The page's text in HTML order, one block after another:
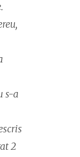
s-a
2